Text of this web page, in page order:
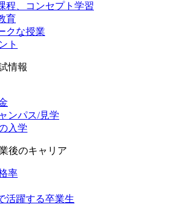
程、コンセプト学習
育
クな授業
ト
情報
ンパス/見学
入学
後のキャリア
率
活躍する卒業生